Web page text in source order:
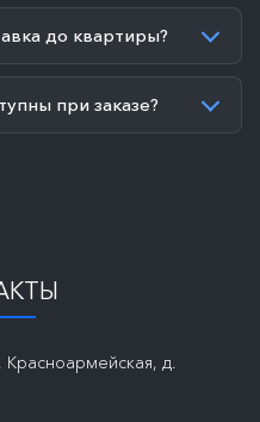
до квартиры?
при заказе?
Красноармейская, д.